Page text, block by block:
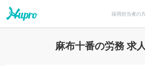
採用担当者の
麻布十番の労務 求